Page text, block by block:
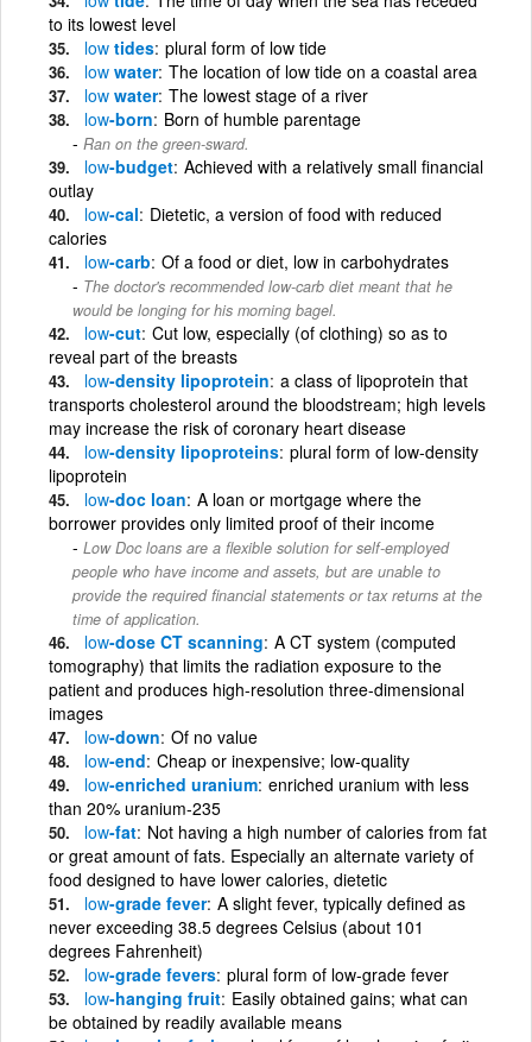
to its lowest level
low tides plural form of low tide
low water The location of low tide on a coastal area
low water The lowest stage of a river
low-born Born of humble parentage
Ran on the green-sward.
low-budget Achieved with a relatively small financial
outlay
low-cal Dietetic, a version of food with reduced
calories
low-carb Of a food or diet, low in carbohydrates
The doctor's recommended low-carb diet meant that he
would be longing for his morning bagel.
low-cut Cut low, especially (of clothing) so as to
reveal part of the breasts
low-density lipoprotein a class of lipoprotein that
transports cholesterol around the bloodstream; high levels
may increase the risk of coronary heart disease
low-density lipoproteins plural form of low-density
lipoprotein
low-doc loan A loan or mortgage where the
borrower provides only limited proof of their income
Low Doc loans are a flexible solution for self-employed
people who have income and assets, but are unable to
provide the required financial statements or tax returns at the
time of application.
low-dose CT scanning A CT system (computed
tomography) that limits the radiation exposure to the
patient and produces high-resolution three-dimensional
images
low-down Of no value
low-end Cheap or inexpensive; low-quality
low-enriched uranium enriched uranium with less
than 20% uranium-235
low-fat Not having a high number of calories from fat
or great amount of fats. Especially an alternate variety of
food designed to have lower calories, dietetic
low-grade fever A slight fever, typically defined as
never exceeding 38.5 degrees Celsius (about 101
degrees Fahrenheit)
low-grade fevers plural form of low-grade fever
low-hanging fruit Easily obtained gains; what can
be obtained by readily available means